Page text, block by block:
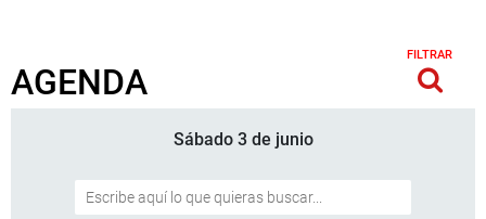
AGENDA
FILTRAR
Sábado 3 de junio